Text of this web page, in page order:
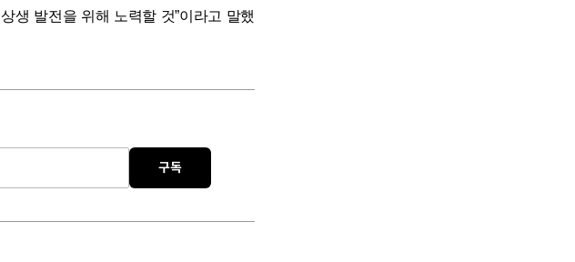
생 발전을 위해 노력할 것”이라고 말했
구독